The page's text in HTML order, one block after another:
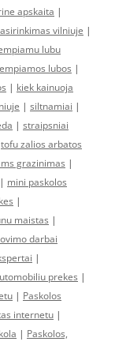
apskaita |
vilniuje |
lubu
lubos |
| kiek kainuoja
| siltnamiai |
| straipsniai
tofu zalios arbatos
grazinimas |
| mini paskolos
|
maistas |
darbai
|
prekes |
| Paskolos
internetu |
| Paskolos,